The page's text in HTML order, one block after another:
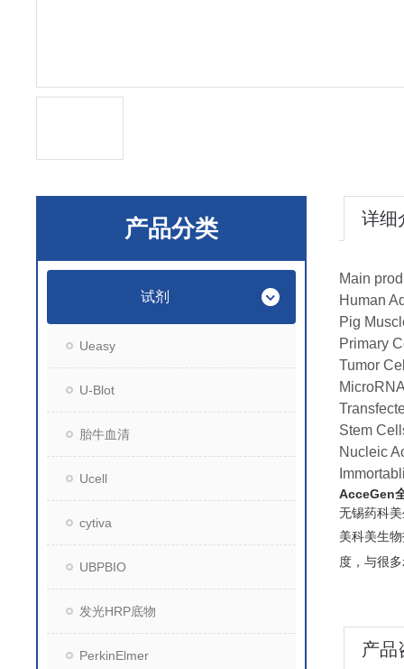
产品分类
试剂
Ueasy
U-Blot
胎牛血清
Ucell
cytiva
UBPBIO
发光HRP底物
PerkinElmer
详细
Main
Human
Pig
Primary
Tumor
Stem
Nucleic
AcceGen
无锡药科
美科美生
度，与很多
产品